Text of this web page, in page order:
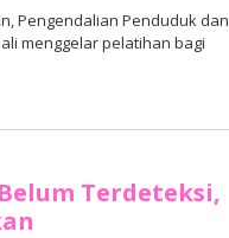
Pengendalian Penduduk dan
menggelar pelatihan bagi
Terdeteksi,